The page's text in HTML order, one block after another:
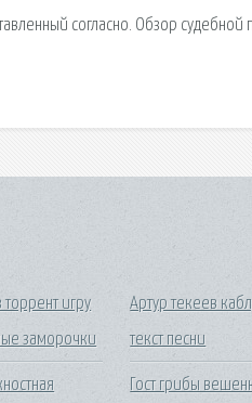
согласно. Обзор
торрент игру
заморочки
Артур текеев
текст песни
Гост грибы